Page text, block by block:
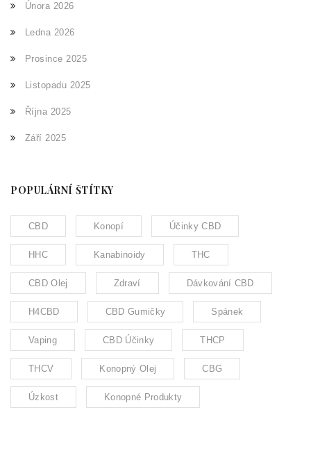
Února 2026
Ledna 2026
Prosince 2025
Listopadu 2025
Října 2025
Září 2025
POPULÁRNÍ ŠTÍTKY
CBD Konopí Účinky CBD
HHC Kanabinoidy THC
CBD Olej Zdraví Dávkování CBD
H4CBD CBD Gumičky Spánek
Vaping CBD Účinky THCP
THCV Konopný Olej CBG
Úzkost Konopné Produkty